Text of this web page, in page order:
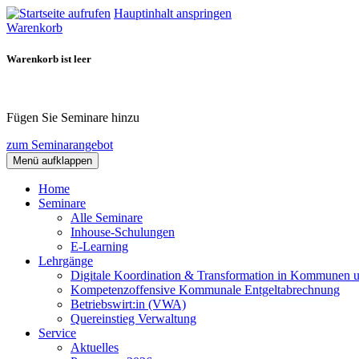
Hauptinhalt anspringen
Warenkorb
Warenkorb ist leer
Fügen Sie Seminare hinzu
zum Seminarangebot
Menü aufklappen
Home
Seminare
Alle Seminare
Inhouse-Schulungen
E-Learning
Lehrgänge
Digitale Koordination & Transformation in Kommunen
Kompetenzoffensive Kommunale Entgeltabrechnung
Betriebswirt:in (VWA)
Quereinstieg Verwaltung
Service
Aktuelles